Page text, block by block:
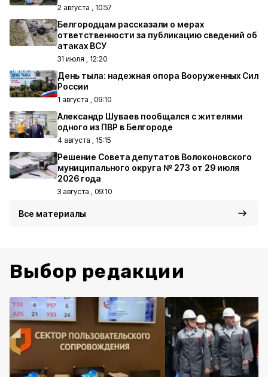
2 августа , 10:57
Белгородцам рассказали о мерах
ответственности за публикацию сведений об
атаках ВСУ
31 июля , 12:20
День тыла: надежная опора Вооруженных Сил
России
1 августа , 09:10
Александр Шуваев пообщался с жителями
одного из ПВР в Белгороде
4 августа , 15:15
Решение Совета депутатов Волоконовского
муниципального округа № 273 от 29 июля
2026 года
3 августа , 09:10
Все материалы
Выбор редакции